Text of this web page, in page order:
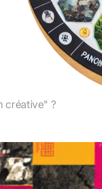
créative" ?